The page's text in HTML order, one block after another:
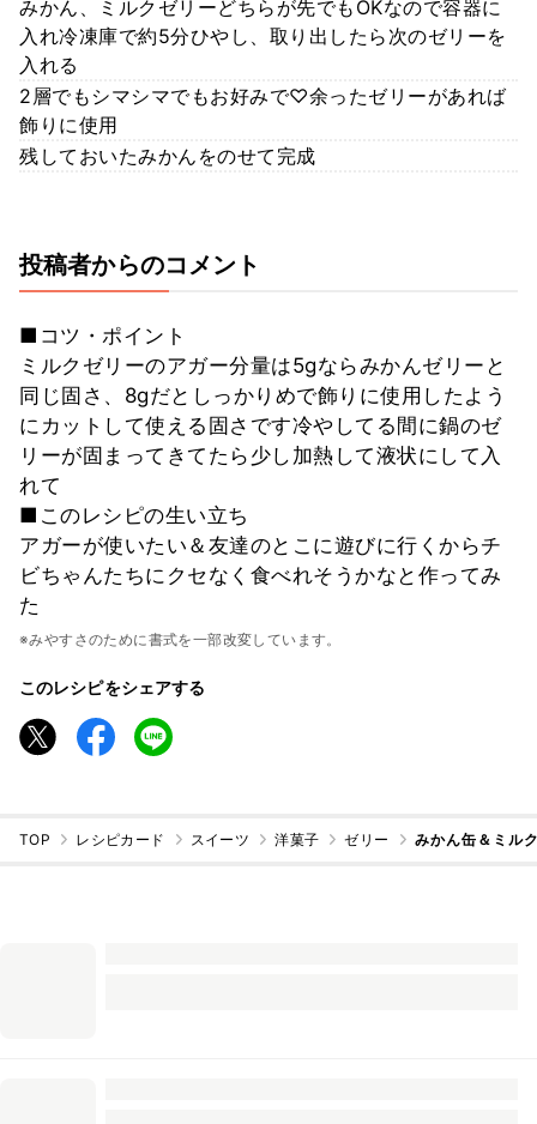
みかん、ミルクゼリーどちらが先でもOKなので容器に
入れ冷凍庫で約5分ひやし、取り出したら次のゼリーを
入れる
2層でもシマシマでもお好みで♡余ったゼリーがあれば
飾りに使用
残しておいたみかんをのせて完成
投稿者からのコメント
■コツ・ポイント
ミルクゼリーのアガー分量は5gならみかんゼリーと
同じ固さ、8gだとしっかりめで飾りに使用したよう
にカットして使える固さです冷やしてる間に鍋のゼ
リーが固まってきてたら少し加熱して液状にして入
れて
■このレシピの生い立ち
アガーが使いたい＆友達のとこに遊びに行くからチ
ビちゃんたちにクセなく食べれそうかなと作ってみ
た
※みやすさのために書式を一部改変しています。
このレシピをシェアする
TOP レシピカード スイーツ 洋菓子 ゼリー みかん缶＆ミル